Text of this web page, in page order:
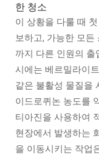
한 청소
이 상황을 다룰 때
보하고, 가능한 모든
까지 다른 인원의 출
시에는 베르밀라이
같은 불활성 물질을
이드로퀴논 농도를
티아진을 사용하여
현장에서 발생하는
을 이동시키는 작업